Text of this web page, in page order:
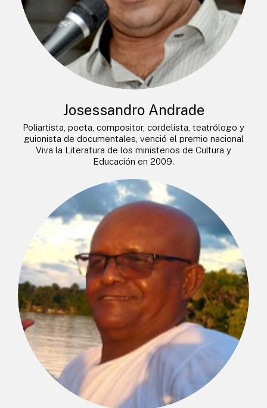
Josessandro Andrade
Poliartista, poeta, compositor, cordelista, teatrólogo y
guionista de documentales, venció el premio nacional
Viva la Literatura de los ministerios de Cultura y
Educación en 2009.